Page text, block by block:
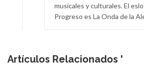
musicales y culturales. El
Progreso es La Onda de la
Artículos Relacionados '